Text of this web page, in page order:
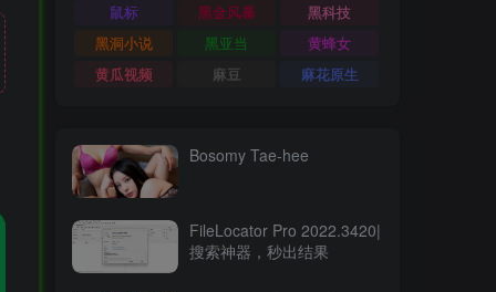
鼠标
黑金风暴
黑科技
黑洞小说
黑亚当
黄蜂女
黄瓜视频
麻豆 麻花原生
Bosomy Tae-hee
FileLocator Pro 2022.3420|
搜索神器，秒出结果